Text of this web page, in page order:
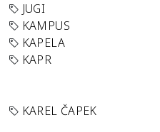
JUGI
KAMPUS
KAPELA
KAPR
KAREL ČAPEK